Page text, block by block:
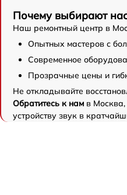
Почему выбирают
Наш ремонтный центр в
Опытных мастеров с
Современное
Прозрачные цены и
Не откладывайте
Обратитесь к нам в
устройству звук в